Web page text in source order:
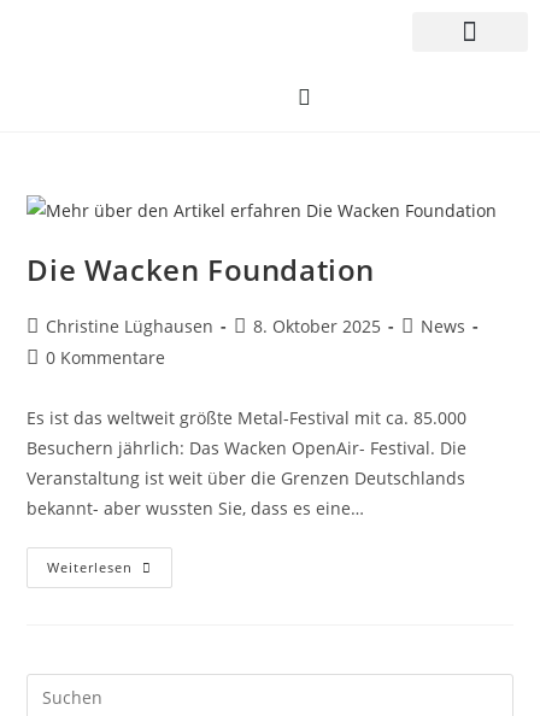
Die Wacken Foundation
Christine Lüghausen 8. Oktober 2025
News
0 Kommentare
Es ist das weltweit größte Metal-Festival mit ca. 85.000
Besuchern jährlich: Das Wacken OpenAir- Festival. Die
Veranstaltung ist weit über die Grenzen Deutschlands
bekannt- aber wussten Sie, dass es eine…
Weiterlesen